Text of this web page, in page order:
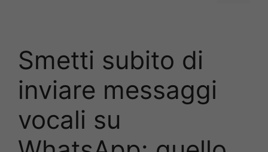
Smetti subito di
inviare messaggi
vocali su